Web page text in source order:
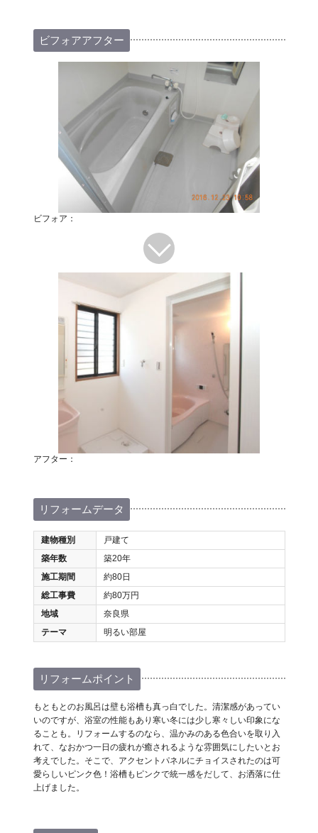
ビフォアアフター
ビフォア：
アフター：
リフォームデータ
建物種別
戸建て
築年数
築20年
施工期間
約80日
総工事費
約80万円
地域
奈良県
テーマ
明るい部屋
リフォームポイント
もともとのお風呂は壁も浴槽も真っ白でした。清潔感があってい
いのですが、浴室の性能もあり寒い冬には少し寒々しい印象にな
ることも。リフォームするのなら、温かみのある色合いを取り入
れて、なおかつ一日の疲れが癒されるような雰囲気にしたいとお
考えでした。そこで、アクセントパネルにチョイスされたのは可
愛らしいピンク色！浴槽もピンクで統一感をだして、お洒落に仕
上げました。